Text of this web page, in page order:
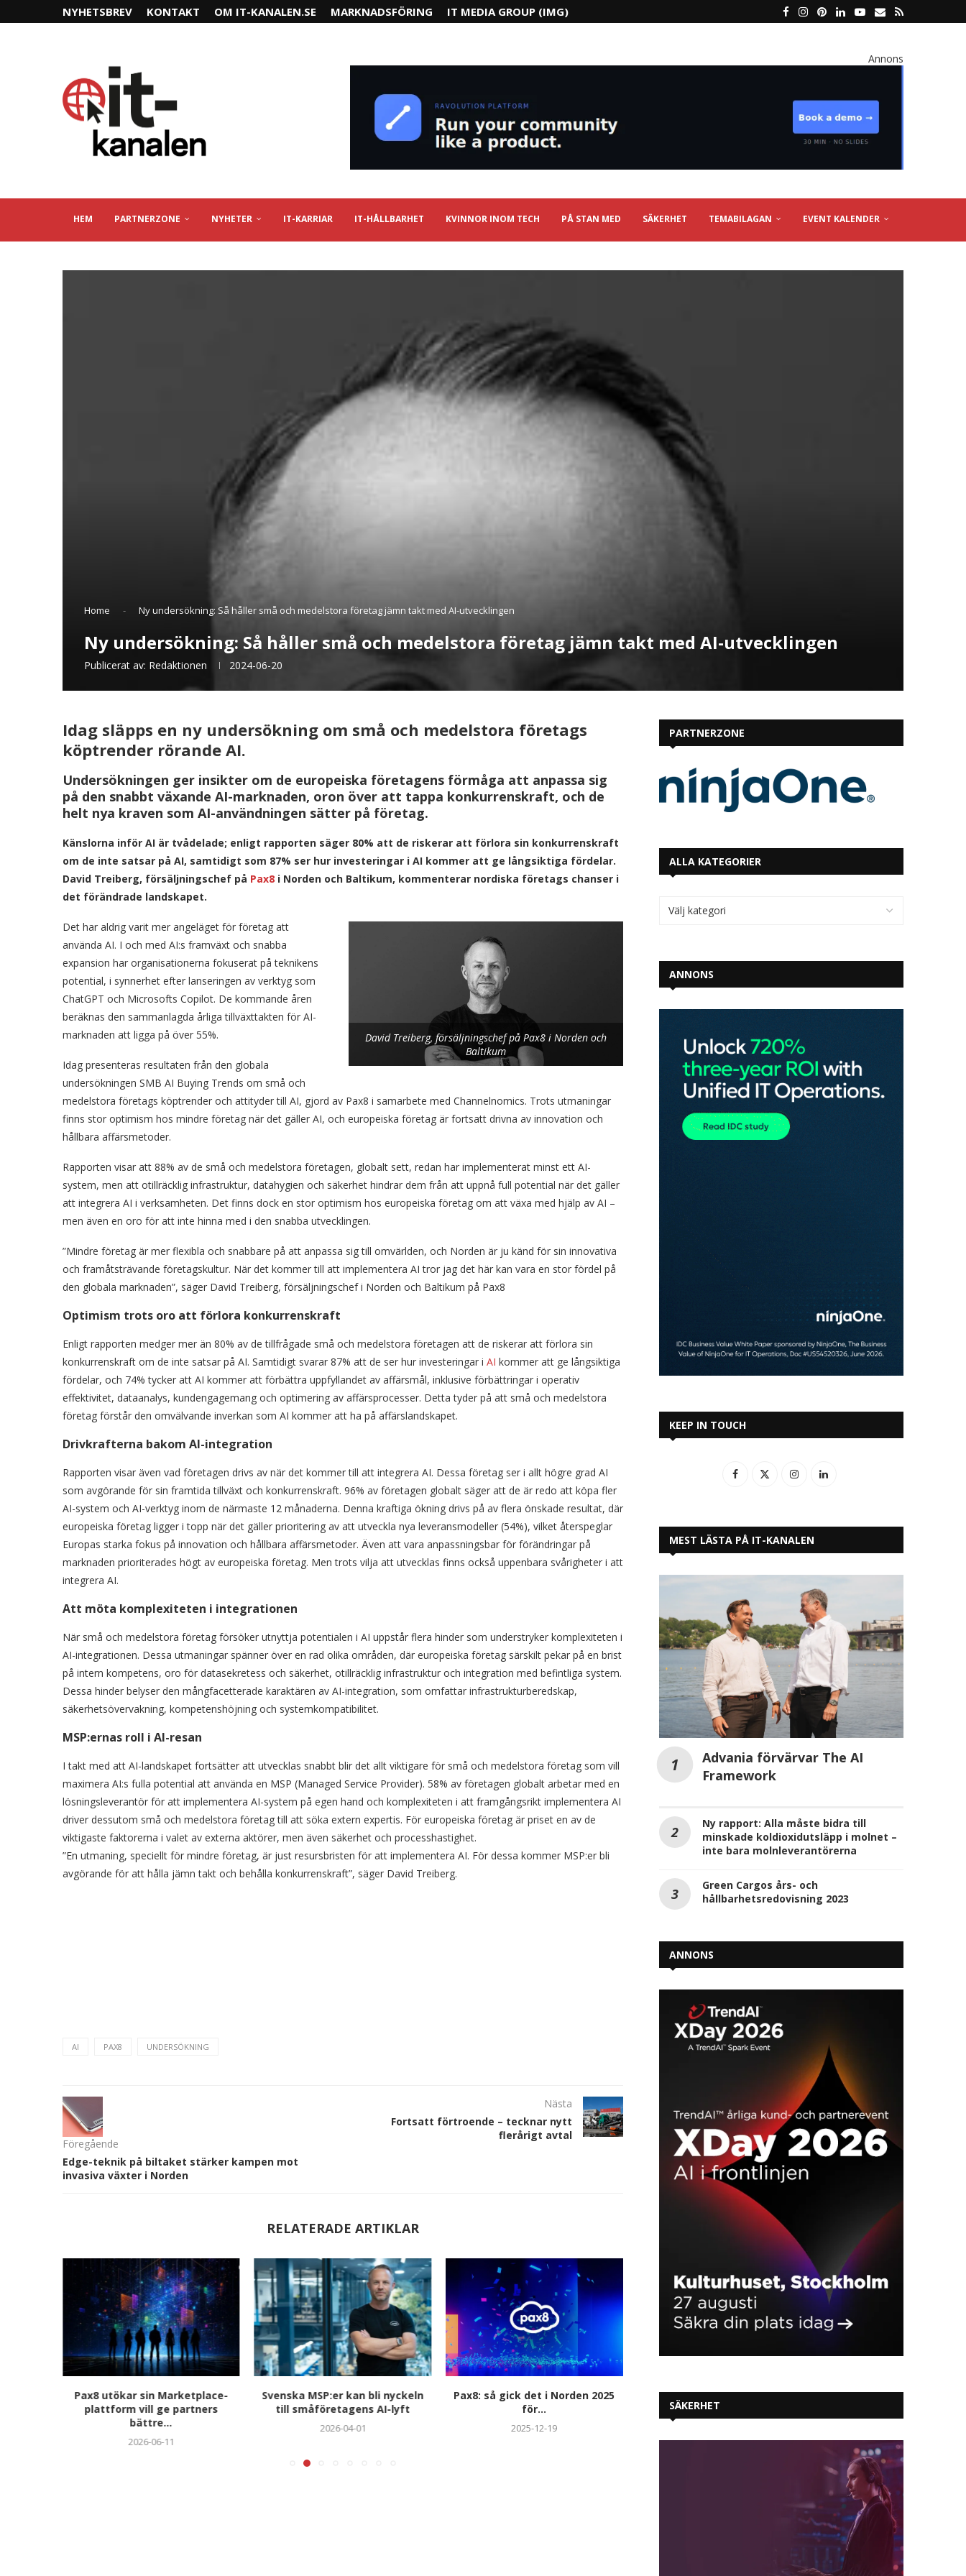
NYHETSBREV KONTAKT OM IT-KANALEN.SE MARKNADSFÖRING IT MEDIA GROUP (IMG)
Annons
HEM PARTNERZONE NYHETER IT-KARRIAR IT-HÅLLBARHET KVINNOR INOM TECH PÅ STAN MED SÄKERHET TEMABILAGAN EVENT KALENDER
Home - Ny undersökning: Så håller små och medelstora företag jämn takt med AI-utvecklingen
Ny undersökning: Så håller små och medelstora företag jämn takt med AI-utvecklingen
Publicerat av: Redaktionen 2024-06-20
Idag släpps en ny undersökning om små och medelstora företags
köptrender rörande AI.
Undersökningen ger insikter om de europeiska företagens förmåga att anpassa sig
på den snabbt växande AI-marknaden, oron över att tappa konkurrenskraft, och de
helt nya kraven som AI-användningen sätter på företag.
Känslorna inför AI är tvådelade; enligt rapporten säger 80% att de riskerar att förlora sin konkurrenskraft
om de inte satsar på AI, samtidigt som 87% ser hur investeringar i AI kommer att ge långsiktiga fördelar.
David Treiberg, försäljningschef på Pax8 i Norden och Baltikum, kommenterar nordiska företags chanser i
det förändrade landskapet.
David Treiberg, försäljningschef på Pax8 i Norden och
Baltikum
Det har aldrig varit mer angeläget för företag att
använda AI. I och med AI:s framväxt och snabba
expansion har organisationerna fokuserat på teknikens
potential, i synnerhet efter lanseringen av verktyg som
ChatGPT och Microsofts Copilot. De kommande åren
beräknas den sammanlagda årliga tillväxttakten för AI-
marknaden att ligga på över 55%.
Idag presenteras resultaten från den globala
undersökningen SMB AI Buying Trends om små och
medelstora företags köptrender och attityder till AI, gjord av Pax8 i samarbete med Channelnomics. Trots utmaningar
finns stor optimism hos mindre företag när det gäller AI, och europeiska företag är fortsatt drivna av innovation och
hållbara affärsmetoder.
Rapporten visar att 88% av de små och medelstora företagen, globalt sett, redan har implementerat minst ett AI-
system, men att otillräcklig infrastruktur, datahygien och säkerhet hindrar dem från att uppnå full potential när det gäller
att integrera AI i verksamheten. Det finns dock en stor optimism hos europeiska företag om att växa med hjälp av AI –
men även en oro för att inte hinna med i den snabba utvecklingen.
”Mindre företag är mer flexibla och snabbare på att anpassa sig till omvärlden, och Norden är ju känd för sin innovativa
och framåtsträvande företagskultur. När det kommer till att implementera AI tror jag det här kan vara en stor fördel på
den globala marknaden”, säger David Treiberg, försäljningschef i Norden och Baltikum på Pax8
Optimism trots oro att förlora konkurrenskraft
Enligt rapporten medger mer än 80% av de tillfrågade små och medelstora företagen att de riskerar att förlora sin
konkurrenskraft om de inte satsar på AI. Samtidigt svarar 87% att de ser hur investeringar i AI kommer att ge långsiktiga
fördelar, och 74% tycker att AI kommer att förbättra uppfyllandet av affärsmål, inklusive förbättringar i operativ
effektivitet, dataanalys, kundengagemang och optimering av affärsprocesser. Detta tyder på att små och medelstora
företag förstår den omvälvande inverkan som AI kommer att ha på affärslandskapet.
Drivkrafterna bakom AI-integration
Rapporten visar även vad företagen drivs av när det kommer till att integrera AI. Dessa företag ser i allt högre grad AI
som avgörande för sin framtida tillväxt och konkurrenskraft. 96% av företagen globalt säger att de är redo att köpa fler
AI-system och AI-verktyg inom de närmaste 12 månaderna. Denna kraftiga ökning drivs på av flera önskade resultat, där
europeiska företag ligger i topp när det gäller prioritering av att utveckla nya leveransmodeller (54%), vilket återspeglar
Europas starka fokus på innovation och hållbara affärsmetoder. Även att vara anpassningsbar för förändringar på
marknaden prioriterades högt av europeiska företag. Men trots vilja att utvecklas finns också uppenbara svårigheter i att
integrera AI.
Att möta komplexiteten i integrationen
När små och medelstora företag försöker utnyttja potentialen i AI uppstår flera hinder som understryker komplexiteten i
AI-integrationen. Dessa utmaningar spänner över en rad olika områden, där europeiska företag särskilt pekar på en brist
på intern kompetens, oro för datasekretess och säkerhet, otillräcklig infrastruktur och integration med befintliga system.
Dessa hinder belyser den mångfacetterade karaktären av AI-integration, som omfattar infrastrukturberedskap,
säkerhetsövervakning, kompetenshöjning och systemkompatibilitet.
MSP:ernas roll i AI-resan
I takt med att AI-landskapet fortsätter att utvecklas snabbt blir det allt viktigare för små och medelstora företag som vill
maximera AI:s fulla potential att använda en MSP (Managed Service Provider). 58% av företagen globalt arbetar med en
lösningsleverantör för att implementera AI-system på egen hand och komplexiteten i att framgångsrikt implementera AI
driver dessutom små och medelstora företag till att söka extern expertis. För europeiska företag är priset en av de
viktigaste faktorerna i valet av externa aktörer, men även säkerhet och processhastighet.
”En utmaning, speciellt för mindre företag, är just resursbristen för att implementera AI. För dessa kommer MSP:er bli
avgörande för att hålla jämn takt och behålla konkurrenskraft”, säger David Treiberg.
AI PAX8 UNDERSÖKNING
Föregående
Edge-teknik på biltaket stärker kampen mot
invasiva växter i Norden
Nästa
Fortsatt förtroende – tecknar nytt
flerårigt avtal
RELATERADE ARTIKLAR
Pax8 utökar sin Marketplace-
plattform vill ge partners
bättre...
2026-06-11
Svenska MSP:er kan bli nyckeln
till småföretagens AI-lyft
2026-04-01
Pax8: så gick det i Norden 2025
för...
2025-12-19
“Tekniken förändrar inte bara hur
vi jobbar –...
Pax8 lanserar
PARTNERZONE
ALLA KATEGORIER
ANNONS
KEEP IN TOUCH
MEST LÄSTA PÅ IT-KANALEN
Advania förvärvar The AI
Framework
Ny rapport: Alla måste bidra till
minskade koldioxidutsläpp i molnet –
inte bara molnleverantörerna
Green Cargos års- och
hållbarhetsredovisning 2023
ANNONS
SÄKERHET